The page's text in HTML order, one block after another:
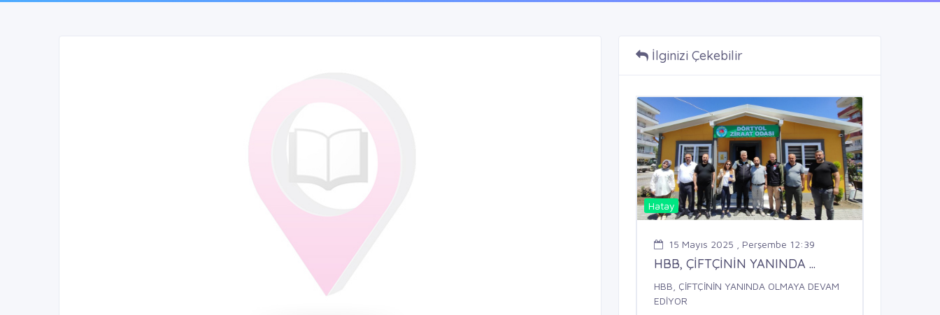
İlginizi Çekebilir
Hatay
15 Mayıs 2025 , Perşembe 12:39
HBB, ÇİFTÇİNİN YANINDA ...
HBB, ÇİFTÇİNİN YANINDA OLMAYA DEVAM
EDİYOR